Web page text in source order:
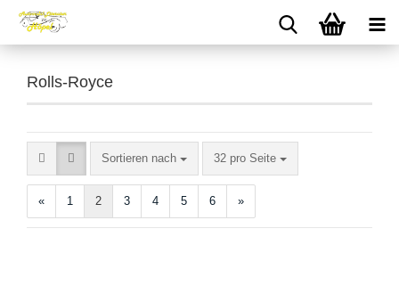
Rolls-Royce
Sortieren nach
Sortieren nach 32 pro Seite
pro Seite
« 1 2 3 4 5 6 »